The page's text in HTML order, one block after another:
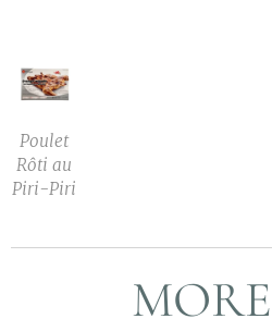
Poulet
Rôti au
Piri-Piri